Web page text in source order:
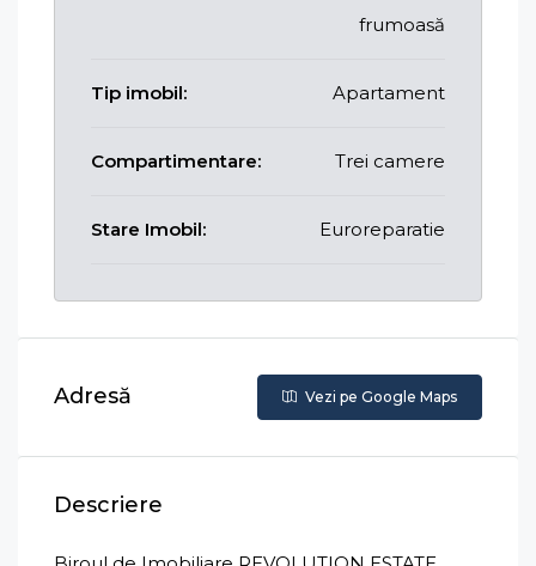
frumoasă
Tip imobil: Apartament
Compartimentare: Trei camere
Stare Imobil: Euroreparatie
Adresă Vezi pe Google Maps
Descriere